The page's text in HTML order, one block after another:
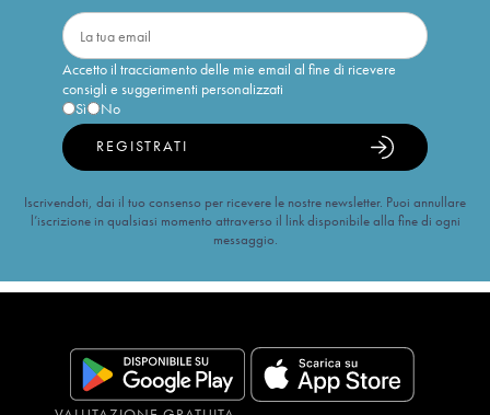
Accetto il tracciamento delle mie email al fine di ricevere
consigli e suggerimenti personalizzati
Sì
No
REGISTRATI
Iscrivendoti, dai il tuo consenso per ricevere le nostre newsletter. Puoi annullare
l’iscrizione in qualsiasi momento attraverso il link disponibile alla fine di ogni
messaggio.